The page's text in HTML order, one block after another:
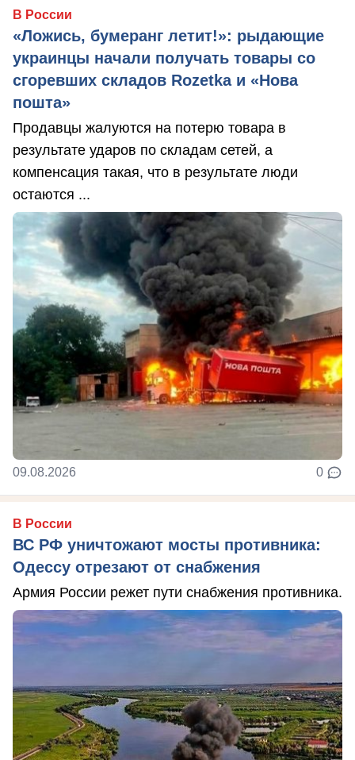
В России
«Ложись, бумеранг летит!»: рыдающие
украинцы начали получать товары со
сгоревших складов Rozetka и «Нова
пошта»
Продавцы жалуются на потерю товара в
результате ударов по складам сетей, а
компенсация такая, что в результате люди
остаются ...
09.08.2026 0
В России
ВС РФ уничтожают мосты противника:
Одессу отрезают от снабжения
Армия России режет пути снабжения противника.